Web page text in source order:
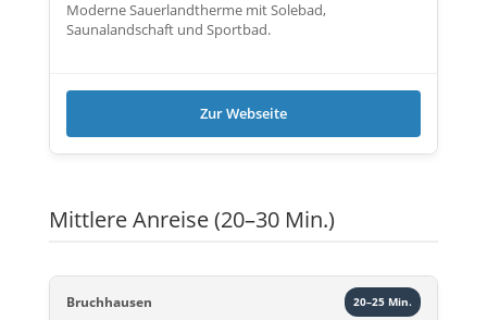
Moderne Sauerlandtherme mit Solebad,
Saunalandschaft und Sportbad.
Zur Webseite
Mittlere Anreise (20–30 Min.)
Bruchhausen 20–25 Min.